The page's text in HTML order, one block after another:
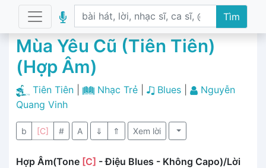
Tìm
Mùa Yêu Cũ (Tiên Tiên)
(Hợp Âm)
Tiên Tiên Nhạc Trẻ| Blues
Nguyễn
Quang Vinh
b [C] # A ⇓ ⇑ Xem lời
Hợp Âm(Tone [C] - Điệu Blues - Không Capo)/Lời